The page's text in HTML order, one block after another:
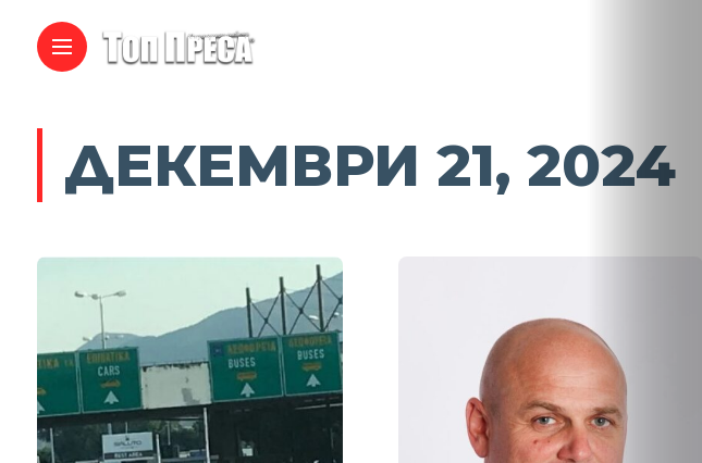
ДЕКЕМВРИ 21, 2024